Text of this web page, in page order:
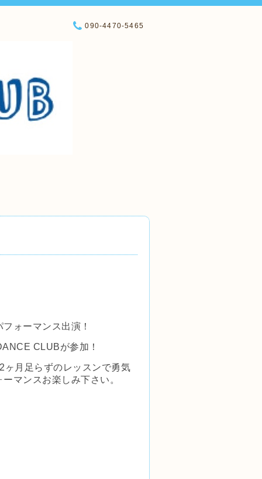
090-4470-5465
ォーマンス出演！
CLUBが参加！
ヶ月足らずのレッスンで勇気
マンスお楽しみ下さい。